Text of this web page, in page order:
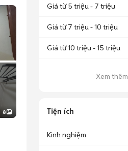
8
Giá từ 5 triệu - 7 triệu
Giá từ 7 triệu - 10 triệu
Giá từ 10 triệu - 15 triệu
Xem thêm
Tiện ích
Kinh nghiệm